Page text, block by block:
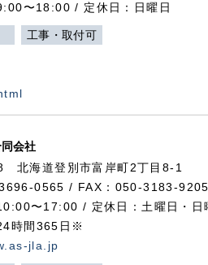
〜18:00 / 定休日：日曜日
工事・取付可
会社
北海道登別市富岸町2丁目 8-1
0565 / FAX：050-3183-
〜17:00 / 定休日：土曜日・日
時間365日※
jla.jp